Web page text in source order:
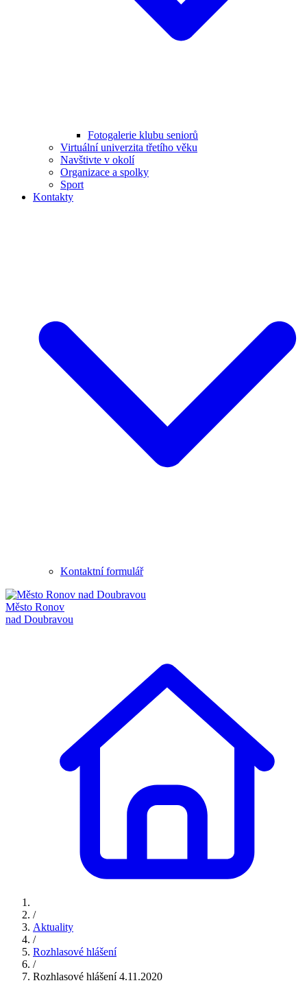
Fotogalerie klubu seniorů
Virtuální univerzita třetího věku
Navštivte v okolí
Organizace a spolky
Sport
Kontakty
Kontaktní formulář
Město Ronov
nad Doubravou
/
Aktuality
/
Rozhlasové hlášení
/
Rozhlasové hlášení 4.11.2020